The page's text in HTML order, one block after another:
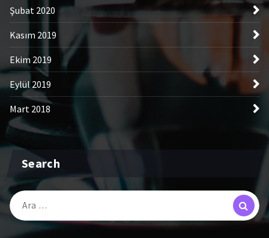
Şubat 2020
Kasım 2019
Ekim 2019
Eylül 2019
Mart 2018
Search
Arama: